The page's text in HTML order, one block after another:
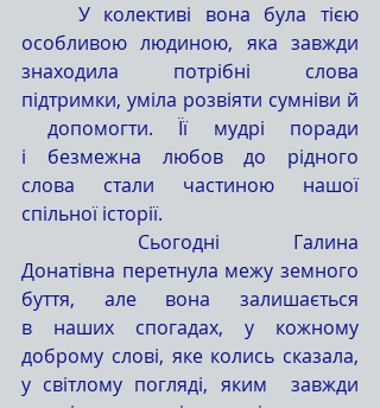
особливою людиною, яка завжди
знаходила потрібні слова
підтримки, уміла розвіяти сумніви й
допомогти. Її мудрі поради
і безмежна любов до рідного
слова стали частиною нашої
спільної історії.
Донатівна перетнула межу земного
буття, але вона залишається
в наших спогадах, у кожному
доброму слові, яке колись сказала,
у світлому погляді, яким  завжди